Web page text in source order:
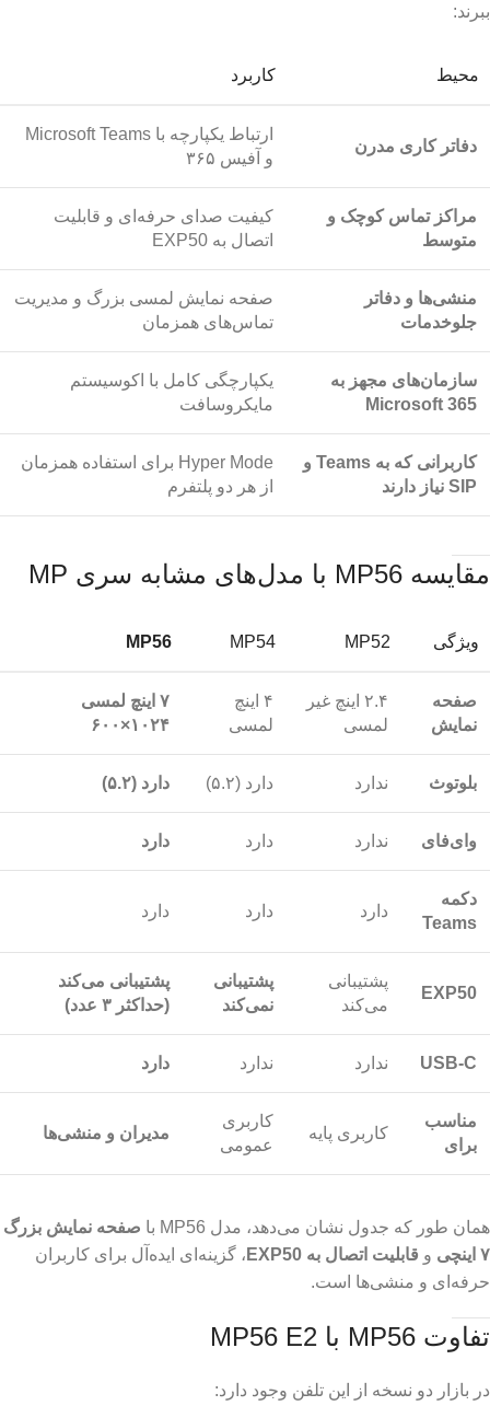
ببرند:
محیط کاربرد
دفاتر کاری مدرن
ارتباط یکپارچه با Microsoft Teams
و آفیس ۳۶۵
مراکز تماس کوچک و
متوسط
کیفیت صدای حرفه‌ای و قابلیت
اتصال به EXP50
منشی‌ها و دفاتر
جلوخدمات
صفحه نمایش لمسی بزرگ و مدیریت
تماس‌های همزمان
سازمان‌های مجهز به
Microsoft 365
یکپارچگی کامل با اکوسیستم
مایکروسافت
کاربرانی که به Teams و
SIP نیاز دارند
Hyper Mode برای استفاده همزمان
از هر دو پلتفرم
مقایسه MP56 با مدل‌های مشابه سری MP
ویژگی MP52
MP54
MP56
صفحه
نمایش
۲.۴ اینچ غیر
لمسی
۴ اینچ
لمسی
۷ اینچ لمسی
۱۰۲۴×۶۰۰
بلوتوث ندارد دارد (۵.۲) دارد (۵.۲)
وای‌فای ندارد دارد دارد
دکمه
Teams
دارد دارد دارد
EXP50
پشتیبانی
می‌کند
پشتیبانی
نمی‌کند
پشتیبانی می‌کند
(حداکثر ۳ عدد)
USB-C ندارد ندارد دارد
مناسب
برای
کاربری پایه
کاربری
عمومی
مدیران و منشی‌ها
همان طور که جدول نشان می‌دهد، مدل MP56 با
صفحه نمایش بزرگ
۷ اینچی
و قابلیت اتصال به EXP50
، گزینه‌ای ایده‌آل برای کاربران
حرفه‌ای و منشی‌ها است.
تفاوت MP56 با MP56 E2
در بازار دو نسخه از این تلفن وجود دارد: